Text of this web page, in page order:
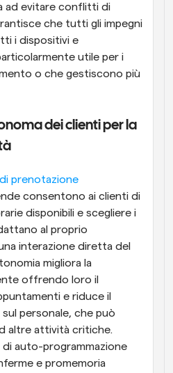
ad evitare conflitti di
che tutti gli impegni
i dispositivi e
utile per i
o che gestiscono più
dei clienti per la
prenotazione
consentono ai clienti di
disponibili e scegliere i
al proprio
interazione diretta del
migliora la
offrendo loro il
e riduce il
personale, che può
altre attività critiche.
di auto-programmazione
e promemoria